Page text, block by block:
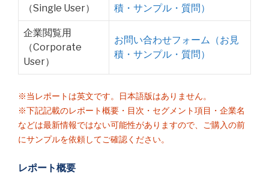
（Single User）
積・サンプル・質問）
企業閲覧用
（Corporate
User）
お問い合わせフォーム（お見
積・サンプル・質問）
※当レポートは英文です。日本語版はありません。
※下記記載のレポート概要・目次・セグメント項目・企業名
などは最新情報ではない可能性がありますので、ご購入の前
にサンプルを依頼してご確認ください。
レポート概要